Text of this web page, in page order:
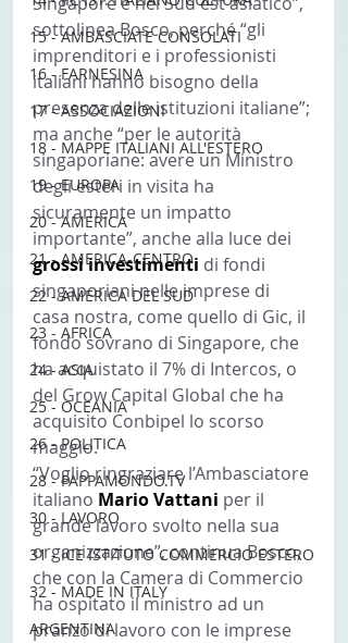
15 - AMBASCIATE CONSOLATI
16 - FARNESINA
17 - ASSOCIAZIONI
18 - MAPPE ITALIANI ALL'ESTERO
19 - EUROPA
20 - AMERICA
21 - AMERICA-CENTRO
22 - AMERICA DEL SUD
23 - AFRICA
24 - ASIA
25 - OCEANIA
26 - POLITICA
28 - PAPPAMONDO.TV
30 - LAVORO
31 - ICE ISTITUTO COMMERCIO ESTERO
32 - MADE IN ITALY
ARGENTINA
sottolinea Bosco, perché “gli
imprenditori e i professionisti
italiani hanno bisogno della
presenza delle istituzioni italiane”;
ma anche “per le autorità
singaporiane: avere un Ministro
degli esteri in visita ha
sicuramente un impatto
importante”, anche alla luce dei
grossi investimenti di fondi
singaporiani nelle imprese di
casa nostra, come quello di Gic, il
fondo sovrano di Singapore, che
ha acquistato il 7% di Intercos, o
del Grow Capital Global che ha
acquisito Conbipel lo scorso
maggio.
“Voglio ringraziare l’Ambasciatore
italiano Mario Vattani per il
grande lavoro svolto nella sua
organizzazione”, continua Bosco,
che con la Camera di Commercio
ha ospitato il ministro ad un
pranzo di lavoro con le imprese